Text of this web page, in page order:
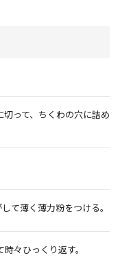
って、ちくわの穴に詰め
て薄く薄力粉をつける。
々ひっくり返す。